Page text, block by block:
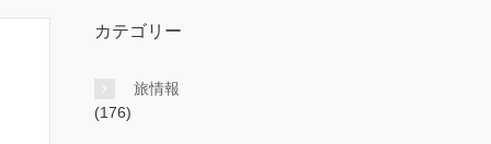
カテゴリー
旅情報
(176)